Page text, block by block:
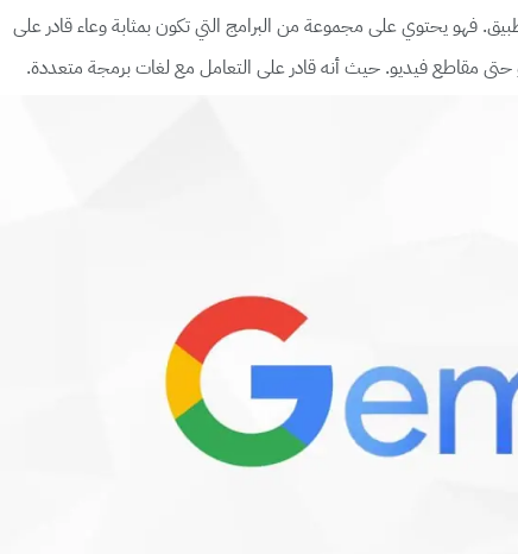
فهو يحتوي على مجموعة من البرامج التي تكون بمثابة وعاء قادر على
حتى مقاطع فيديو. حيث أنه قادر على التعامل مع لغات برمجة متعددة.